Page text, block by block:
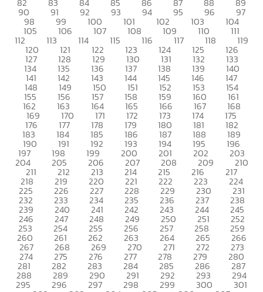
82 83 84 85 86 87 88 89
90 91 92 93 94 95 96 97
98 99 100 101 102 103 104
105 106 107 108 109 110 111
112 113 114 115 116 117 118 119
120 121 122 123 124 125 126
127 128 129 130 131 132 133
134 135 136 137 138 139 140
141 142 143 144 145 146 147
148 149 150 151 152 153 154
155 156 157 158 159 160 161
162 163 164 165 166 167 168
169 170 171 172 173 174 175
176 177 178 179 180 181 182
183 184 185 186 187 188 189
190 191 192 193 194 195 196
197 198 199 200 201 202 203
204 205 206 207 208 209 210
211 212 213 214 215 216 217
218 219 220 221 222 223 224
225 226 227 228 229 230 231
232 233 234 235 236 237 238
239 240 241 242 243 244 245
246 247 248 249 250 251 252
253 254 255 256 257 258 259
260 261 262 263 264 265 266
267 268 269 270 271 272 273
274 275 276 277 278 279 280
281 282 283 284 285 286 287
288 289 290 291 292 293 294
295 296 297 298 299 300 301